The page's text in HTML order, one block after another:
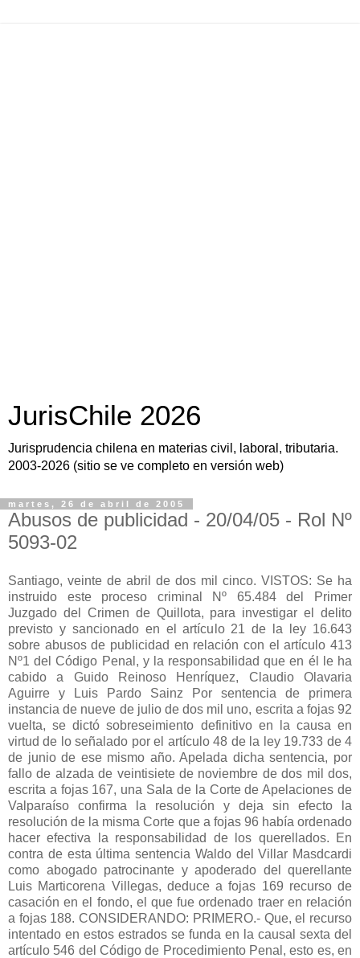
JurisChile 2026
Jurisprudencia chilena en materias civil, laboral, tributaria.
2003-2026 (sitio se ve completo en versión web)
martes, 26 de abril de 2005
Abusos de publicidad - 20/04/05 - Rol Nº
5093-02
Santiago, veinte de abril de dos mil cinco. VISTOS: Se ha
instruido este proceso criminal Nº 65.484 del Primer
Juzgado del Crimen de Quillota, para investigar el delito
previsto y sancionado en el artículo 21 de la ley 16.643
sobre abusos de publicidad en relación con el artículo 413
Nº1 del Código Penal, y la responsabilidad que en él le ha
cabido a Guido Reinoso Henríquez, Claudio Olavaria
Aguirre y Luis Pardo Sainz Por sentencia de primera
instancia de nueve de julio de dos mil uno, escrita a fojas 92
vuelta, se dictó sobreseimiento definitivo en la causa en
virtud de lo señalado por el artículo 48 de la ley 19.733 de 4
de junio de ese mismo año. Apelada dicha sentencia, por
fallo de alzada de veintisiete de noviembre de dos mil dos,
escrita a fojas 167, una Sala de la Corte de Apelaciones de
Valparaíso confirma la resolución y deja sin efecto la
resolución de la misma Corte que a fojas 96 había ordenado
hacer efectiva la responsabilidad de los querellados. En
contra de esta última sentencia Waldo del Villar Masdcardi
como abogado patrocinante y apoderado del querellante
Luis Marticorena Villegas, deduce a fojas 169 recurso de
casación en el fondo, el que fue ordenado traer en relación
a fojas 188. CONSIDERANDO: PRIMERO.- Que, el recurso
intentado en estos estrados se funda en la causal sexta del
artículo 546 del Código de Procedimiento Penal, esto es, en